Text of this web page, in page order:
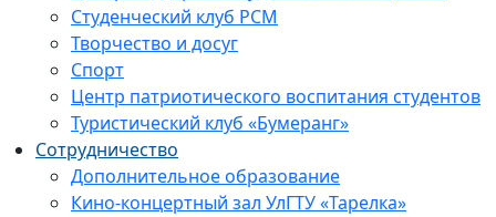
Студенческий клуб РСМ
Творчество и досуг
Спорт
Центр патриотического воспитания студентов
Туристический клуб «Бумеранг»
Сотрудничество
Дополнительное образование
Кино-концертный зал УлГТУ «Тарелка»